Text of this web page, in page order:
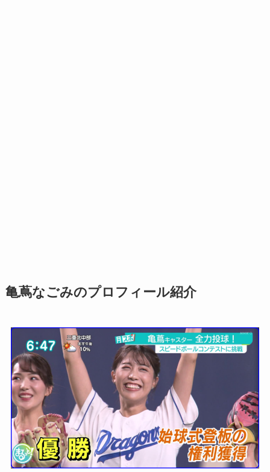
亀蔦なごみのプロフィール紹介